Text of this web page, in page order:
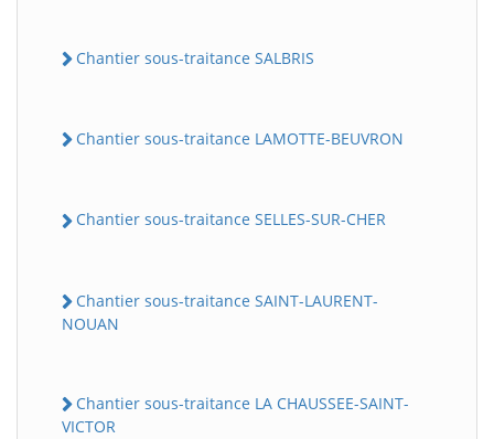
Chantier sous-traitance SALBRIS
Chantier sous-traitance LAMOTTE-BEUVRON
Chantier sous-traitance SELLES-SUR-CHER
Chantier sous-traitance SAINT-LAURENT-
NOUAN
Chantier sous-traitance LA CHAUSSEE-SAINT-
VICTOR